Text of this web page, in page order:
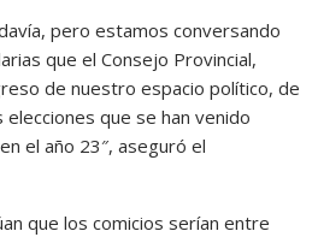
pero estamos conversando
que el Consejo Provincial,
de nuestro espacio político, de
que se han venido
el año 23″, aseguró el
que los comicios serían entre